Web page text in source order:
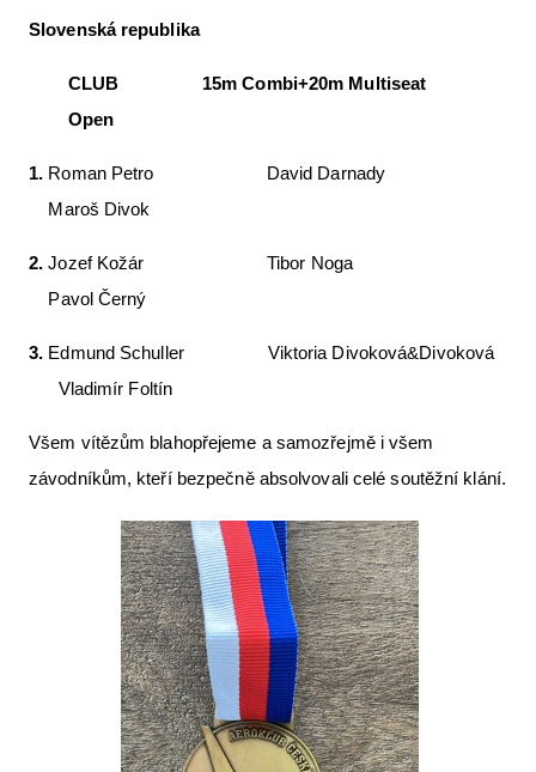
Slovenská republika
CLUB 15m Combi+20m Multiseat
Open
1. Roman Petro David Darnady
Maroš Divok
2. Jozef Kožár Tibor Noga
Pavol Černý
3. Edmund Schuller Viktoria Divoková&Divoková
Vladimír Foltín
Všem vítězům blahopřejeme a samozřejmě i všem
závodníkům, kteří bezpečně absolvovali celé soutěžní klání.